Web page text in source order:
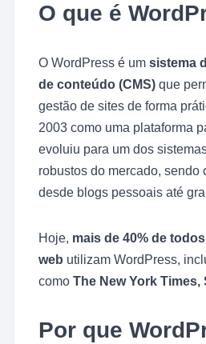
O que é
O WordPress é umsistema
de conteúdo (CMS) que
gestão de sites de forma
2003 como uma plataforma
evoluiu para um dos
robustos do mercado, sendo
desde blogs pessoais até
Hoje, mais de 40% de
web utilizam WordPress,
comoThe New York Times,
Por que